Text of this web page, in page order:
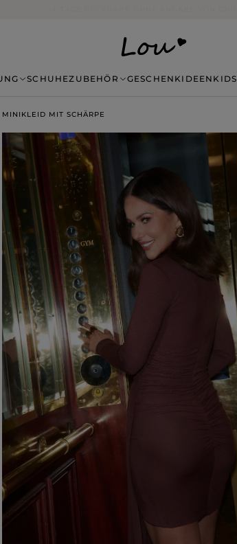
SCHUHEZUBEHÖR GESCHENKIDEEN KIDS
MIT SCHÄRPE